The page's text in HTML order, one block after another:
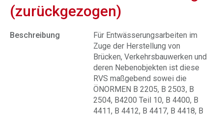
(zurückgezogen)
Beschreibung
Für Entwässerungsarbeiten im
Zuge der Herstellung von
Brücken, Verkehrsbauwerken und
deren Nebenobjekten ist diese
RVS maßgebend sowei die
ÖNORMEN B 2205, B 2503, B
2504, B4200 Teil 10, B 4400, B
4411, B 4412, B 4417, B 4418, B